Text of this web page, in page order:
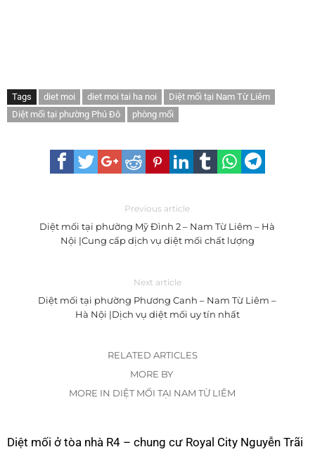
Tags diet moi diet moi tai ha noi
Diệt mối tại Nam Từ Liêm
Diệt mối tại phường Phú Đô
phòng mối
Previous article
Diệt mối tại phường Mỹ Đình 2 – Nam Từ Liêm – Hà
Nội |Cung cấp dịch vụ diệt mối chất lượng
Next article
Diệt mối tại phường Phương Canh – Nam Từ Liêm –
Hà Nội |Dịch vụ diệt mối uy tín nhất
RELATED ARTICLES
MORE BY
MORE IN DIỆT MỐI TẠI NAM TỪ LIÊM
Diệt mối ở tòa nhà R4 – chung cư Royal City Nguyễn Trãi